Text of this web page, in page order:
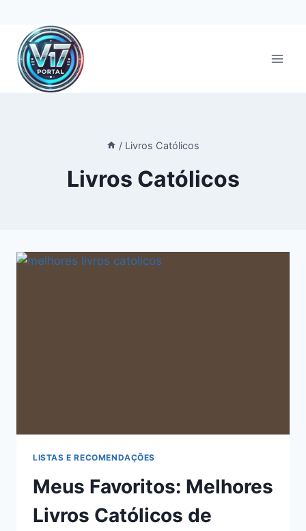
Pular
para
Conteúdo
/ Livros Católicos
Livros Católicos
LISTAS E RECOMENDAÇÕES
Meus Favoritos: Melhores
Livros Católicos de